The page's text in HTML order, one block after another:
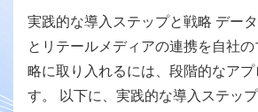
実践的な導入ステップと戦略 デー
とリテールメディアの連携を自社
略に取り入れるには、段階的なア
す。 以下に、実践的な導入ステップ